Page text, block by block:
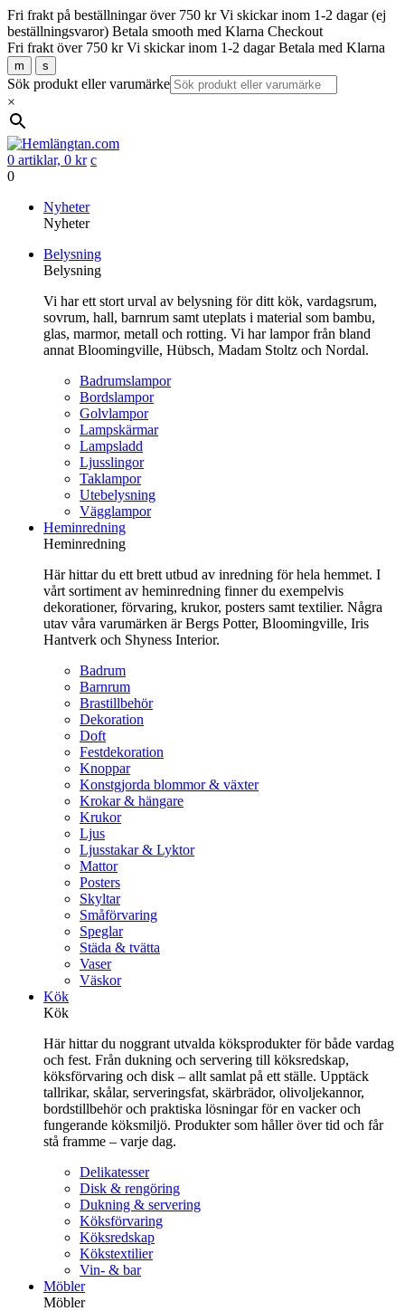
Fri frakt på beställningar över 750 kr Vi skickar inom 1-2 dagar (ej
beställningsvaror) Betala smooth med Klarna Checkout
Fri frakt över 750 kr Vi skickar inom 1-2 dagar Betala med Klarna
m s
Sök produkt eller varumärke
×
0 artiklar, 0 kr c
0
innehåll
Nyheter
Nyheter
Belysning
Belysning
Vi har ett stort urval av belysning för ditt kök, vardagsrum,
sovrum, hall, barnrum samt uteplats i material som bambu,
glas, marmor, metall och rotting. Vi har lampor från bland
annat Bloomingville, Hübsch, Madam Stoltz och Nordal.
Badrumslampor
Bordslampor
Golvlampor
Lampskärmar
Lampsladd
Ljusslingor
Taklampor
Utebelysning
Vägglampor
Heminredning
Heminredning
Här hittar du ett brett utbud av inredning för hela hemmet. I
vårt sortiment av heminredning finner du exempelvis
dekorationer, förvaring, krukor, posters samt textilier. Några
utav våra varumärken är Bergs Potter, Bloomingville, Iris
Hantverk och Shyness Interior.
Badrum
Barnrum
Brastillbehör
Dekoration
Doft
Festdekoration
Knoppar
Konstgjorda blommor & växter
Krokar & hängare
Krukor
Ljus
Ljusstakar & Lyktor
Mattor
Posters
Skyltar
Småförvaring
Speglar
Städa & tvätta
Vaser
Väskor
Kök
Kök
Här hittar du noggrant utvalda köksprodukter för både vardag
och fest. Från dukning och servering till köksredskap,
köksförvaring och disk – allt samlat på ett ställe. Upptäck
tallrikar, skålar, serveringsfat, skärbrädor, olivoljekannor,
bordstillbehör och praktiska lösningar för en vacker och
fungerande köksmiljö. Produkter som håller över tid och får
stå framme – varje dag.
Delikatesser
Disk & rengöring
Dukning & servering
Köksförvaring
Köksredskap
Kökstextilier
Vin- & bar
Möbler
Möbler